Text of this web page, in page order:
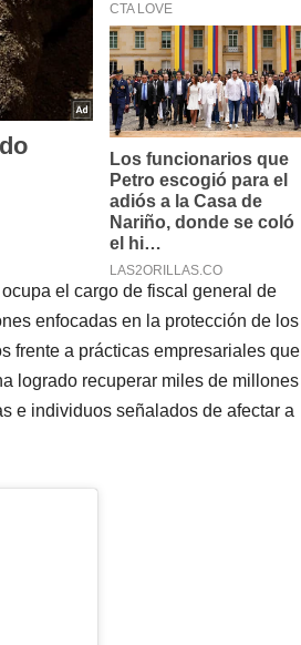
el cargo de fiscal general de
enfocadas en la protección de los
frente a prácticas empresariales que
logrado recuperar miles de millones
e individuos señalados de afectar a